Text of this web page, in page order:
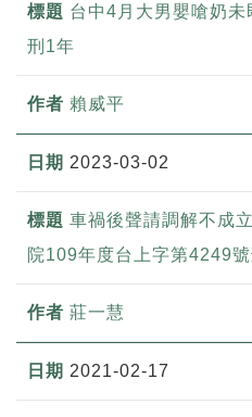
台中4月大男嬰嗆奶未
刑1年
賴威平
2023-03-02
車禍後聲請調解不成
院109年度台上字第4249
莊一慧
2021-02-17